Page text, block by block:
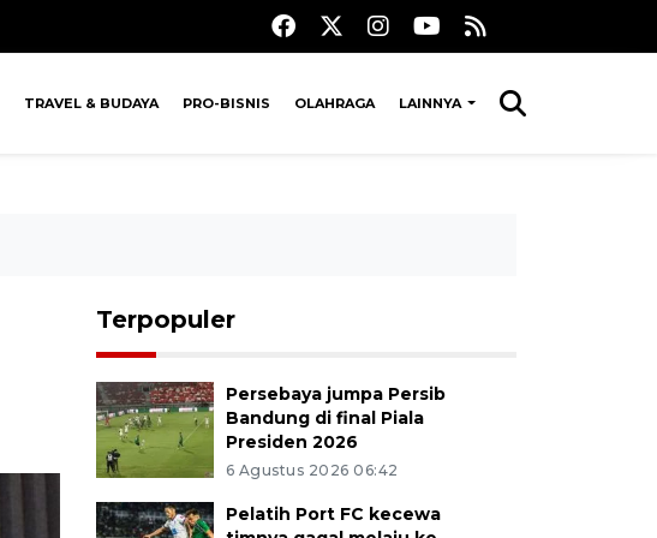
TRAVEL & BUDAYA PRO-BISNIS OLAHRAGA LAINNYA
Terpopuler
Persebaya jumpa Persib
Bandung di final Piala
Presiden 2026
6 Agustus 2026 06:42
Pelatih Port FC kecewa